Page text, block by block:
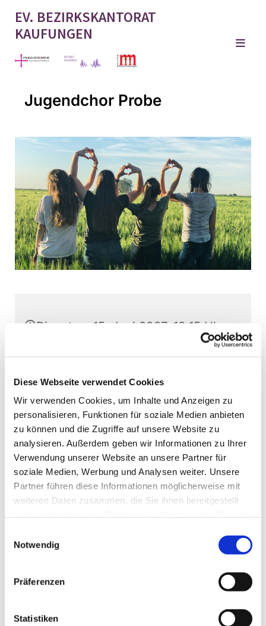
Diese Webseite verwendet Cookies
Wir verwenden Cookies, um Inhalte und Anzeigen zu
personalisieren, Funktionen für soziale Medien anbieten
zu können und die Zugriffe auf unsere Website zu
analysieren. Außerdem geben wir Informationen zu Ihrer
Verwendung unserer Website an unsere Partner für
soziale Medien, Werbung und Analysen weiter. Unsere
Partner führen diese Informationen möglicherweise mit
weiteren Daten zusammen, die Sie ihnen bereitgestellt
Notwendig
Präferenzen
Statistiken
EV. BEZIRKSKANTORAT
KAUFUNGEN
Jugendchor Probe
Dienstag, 15. Juni 2027, 18:15 Uhr
Stephanushaus Oberkaufungen,
Schulstr. 22, 34260 Kaufungen
Jugendchor Kaufungen, Martin
Baumann (Leitung)
Interessierte Jugendliche können jederzeit -
außer direkt vor Aufführungen - bei den
Chorproben schnuppern. Bitte vorher Kontakt
Chormitglieder informieren sich bitte anhand
andere Räume verlegte Proben.